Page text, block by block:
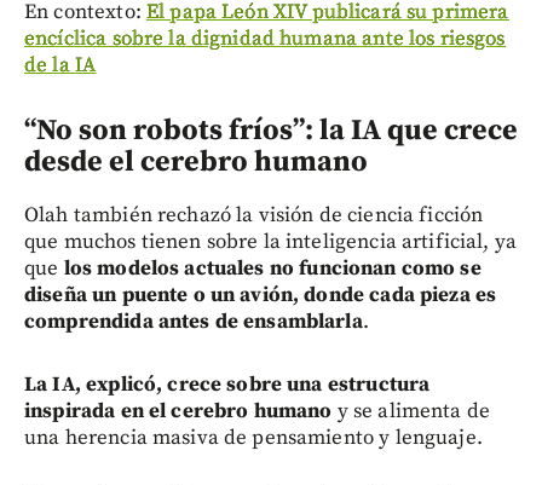
En contexto: El papa León XIV publicará su primera
encíclica sobre la dignidad humana ante los riesgos
de la IA
“No son robots fríos”: la IA que crece
desde el cerebro humano
Olah también rechazó la visión de ciencia ficción
que muchos tienen sobre la inteligencia artificial, ya
que los modelos actuales no funcionan como se
diseña un puente o un avión, donde cada pieza es
comprendida antes de ensamblarla.
La IA, explicó, crece sobre una estructura
inspirada en el cerebro humano y se alimenta de
una herencia masiva de pensamiento y lenguaje.